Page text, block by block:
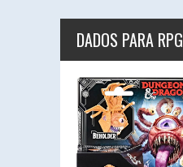
DADOS PARA RPG